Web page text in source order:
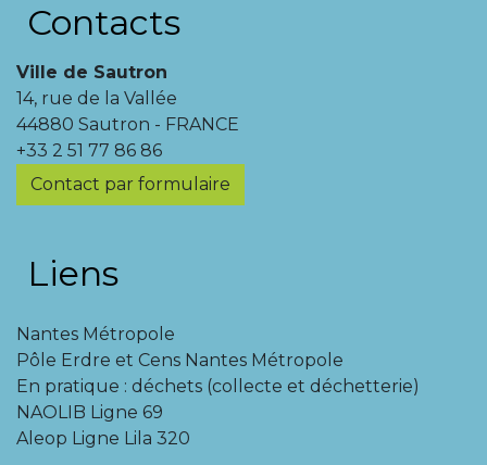
Contacts
Ville de Sautron
14, rue de la Vallée
44880 Sautron - FRANCE
+33 2 51 77 86 86
Contact par formulaire
Liens
Nantes Métropole
Pôle Erdre et Cens Nantes Métropole
En pratique : déchets (collecte et déchetterie)
NAOLIB Ligne 69
Aleop Ligne Lila 320